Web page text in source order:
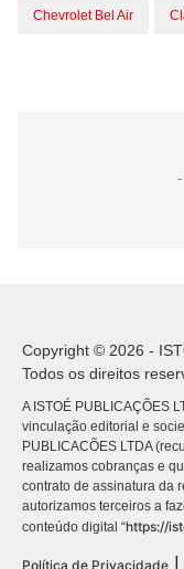
Chevrolet Bel Air
Copyright © 2026 -
Todos os direitos
A ISTOÉ PUBLICAÇÕES
vinculação editorial e
PUBLICACÕES LTDA
realizamos cobranças e
contrato de assinatura da
autorizamos terceiros a
conteúdo digital “https://
Política de Privacidade